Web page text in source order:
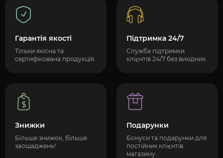
Гарантія якості
Тільки якісна та
сертифікована продукція
Підтримка 24/7
Служба підтримки
клієнтів 24/7 без вихідних
Знижки
Більше знижок, більше
заощаджень!
Подарунки
Бонуси та подарунки для
постійних клієнтів
магазину